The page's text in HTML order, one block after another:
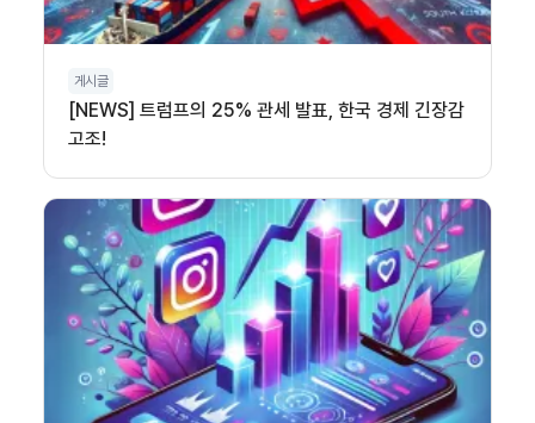
게시글
[NEWS] 트럼프의 25% 관세 발표, 한국 경제 긴장감
고조!